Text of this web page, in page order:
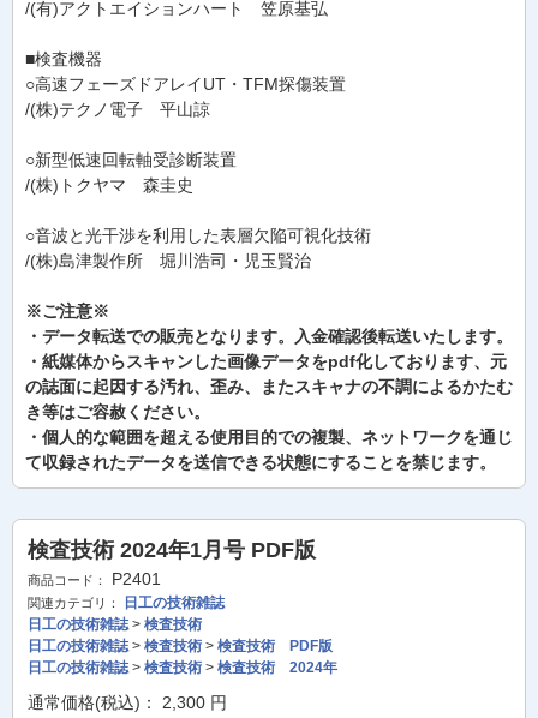
/(有)アクトエイションハート 笠原基弘
■検査機器
○高速フェーズドアレイUT・TFM探傷装置
/(株)テクノ電子 平山諒
○新型低速回転軸受診断装置
/(株)トクヤマ 森圭史
○音波と光干渉を利用した表層欠陥可視化技術
/(株)島津製作所 堀川浩司・児玉賢治
※ご注意※
・データ転送での販売となります。入金確認後転送いたします。
・紙媒体からスキャンした画像データをpdf化しております、元
の誌面に起因する汚れ、歪み、またスキャナの不調によるかたむ
き等はご容赦ください。
・個人的な範囲を超える使用目的での複製、ネットワークを通じ
て収録されたデータを送信できる状態にすることを禁じます。
検査技術 2024年1月号 PDF版
商品コード： P2401
関連カテゴリ：
日工の技術雑誌
日工の技術雑誌> 検査技術
日工の技術雑誌> 検査技術 > 検査技術 PDF版
日工の技術雑誌> 検査技術 > 検査技術 2024年
通常価格(税込)： 2,300 円